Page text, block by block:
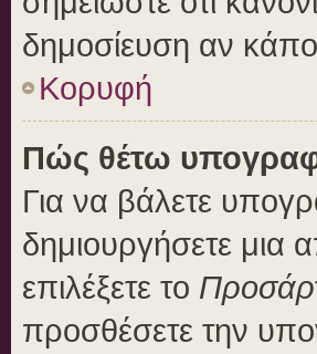
δημοσίευση αν
Κορυφή
Πώς θέτω
Για να βάλετε
δημιουργήσετε μια
επιλέξετε το
προσθέσετε την